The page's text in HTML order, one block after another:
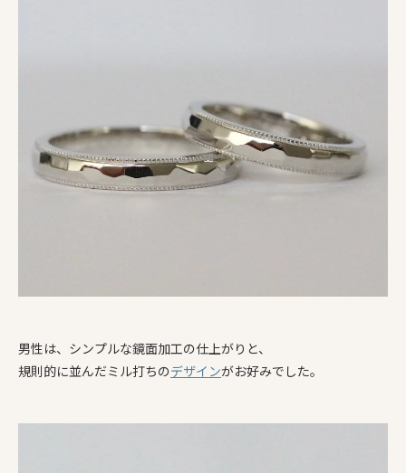
男性は、シンプルな鏡面加工の仕上がりと、
規則的に並んだミル打ちのデザインがお好みでした。